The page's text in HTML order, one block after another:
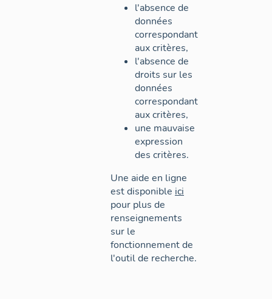
l'absence de
données
correspondant
aux critères,
l'absence de
droits sur les
données
correspondant
aux critères,
une mauvaise
expression
des critères.
Une aide en ligne
est disponible ici
pour plus de
renseignements
sur le
fonctionnement de
l'outil de recherche.